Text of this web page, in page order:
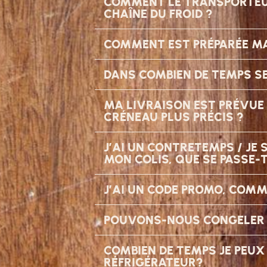
CHAÎNE DU FROID ?
COMMENT EST PRÉPARÉE
DANS COMBIEN DE TEMPS
MA LIVRAISON EST PRÉVUE
CRÉNEAU PLUS PRÉCIS ?
J’AI UN CONTRETEMPS / JE
MON COLIS, QUE SE PASSE-
J’AI UN CODE PROMO,
POUVONS-NOUS
COMBIEN DE TEMPS JE
RÉFRIGÉRATEUR?